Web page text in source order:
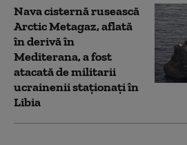
Nava cisternă rusească
Arctic Metagaz, aflată
în derivă în
Mediterana, a fost
atacată de militarii
ucrainenii staționați în
Libia